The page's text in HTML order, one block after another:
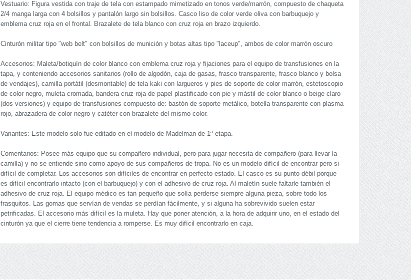
Vestuario: Figura vestida con traje de tela con estampado mimetizado en tonos verde/marrón, compuesto de chaqueta
2/4 manga larga con 4 bolsillos y pantalón largo sin bolsillos. Casco liso de color verde oliva con barbuquejo y
emblema cruz roja en el frontal. Brazalete de tela blanco con cruz roja en brazo izquierdo.
Cinturón militar tipo "web belt" con bolsillos de munición y botas altas tipo "laceup", ambos de color marrón oscuro
Accesorios: Maleta/botiquín de color blanco con emblema cruz roja y fijaciones para el equipo de transfusiones en la
tapa, y conteniendo accesorios sanitarios (rollo de algodón, caja de gasas, frasco transparente, frasco blanco y bolsa
de vendajes), camilla portátil (desmontable) de tela kaki con largueros y pies de soporte de color marrón, estetoscopio
de color negro, muleta cromada, bandera cruz roja de papel plastificado con pie y mástil de color blanco o beige claro
(dos versiones) y equipo de transfusiones compuesto de: bastón de soporte metálico, botella transparente con plasma
rojo, abrazadera de color negro y catéter con brazalete del mismo color.
Variantes: Este modelo solo fue editado en el modelo de Madelman de 1ª etapa.
Comentarios: Posee más equipo que su compañero individual, pero para jugar necesita de compañero (para llevar la
camilla) y no se entiende sino como apoyo de sus compañeros de tropa. No es un modelo difícil de encontrar pero si
difícil de completar. Los accesorios son difíciles de encontrar en perfecto estado. El casco es su punto débil porque
es difícil encontrarlo intacto (con el barbuquejo) y con el adhesivo de cruz roja. Al maletín suele faltarle también el
adhesivo de cruz roja. El equipo médico es tan pequeño que solía perderse siempre alguna pieza, sobre todo los
frasquitos. Las gomas que servían de vendas se perdían fácilmente, y si alguna ha sobrevivido suelen estar
petrificadas. El accesorio más difícil es la muleta. Hay que poner atención, a la hora de adquirir uno, en el estado del
cinturón ya que el cierre tiene tendencia a romperse. Es muy difícil encontrarlo en caja.